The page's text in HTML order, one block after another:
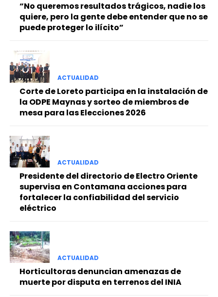
“No queremos resultados trágicos, nadie los
quiere, pero la gente debe entender que no se
puede proteger lo ilícito”
ACTUALIDAD
Corte de Loreto participa en la instalación de
la ODPE Maynas y sorteo de miembros de
mesa para las Elecciones 2026
ACTUALIDAD
Presidente del directorio de Electro Oriente
supervisa en Contamana acciones para
fortalecer la confiabilidad del servicio
eléctrico
ACTUALIDAD
Horticultoras denuncian amenazas de
muerte por disputa en terrenos del INIA